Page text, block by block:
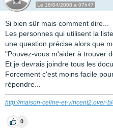
Le 16/04/2008 à 07h47
Si bien sûr mais comment dire...
Les personnes qui utilisent la
une question précise alors que
"Pouvez-vous m'aider à trouver
Et je devrais joindre tous les
Forcement c'est moins facile
répondre...
http://maison-celine-et-vincent2.over-
0